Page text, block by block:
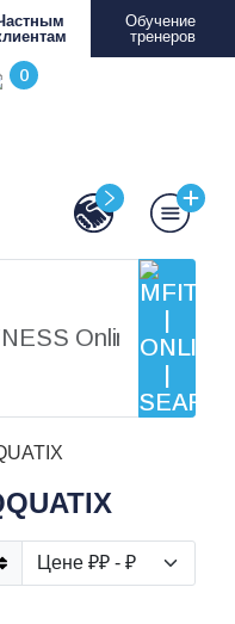
Обучение
тренеров